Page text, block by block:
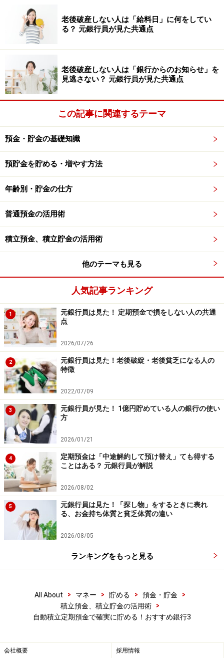
「とにかく貯めたい！」という人は、それほど意識しな
くても構いませんが「使う時期が決まっている」「いつ
までにいくら貯めたいという目標がある」人は、手続き
をする前にしっかり確認しておきましょう。
低金利時代、積立も金利を意識しよう！ お
すすめの銀行は？
前述したように自動積立定期預金の場合、仕組みは金融
機関による大きな違いはありません。金利は定期預金に
が多数派。その中で10倍の0.02％という好金利を提示し
ているのがイオン銀行、ソニー銀行、楽天銀行です。
好金利な自動積立定期預金の例
は、日常の生活圏にイオンSCがある人ならば
「積立式定期預金」以外にもメリットが多い金融機関で
す。イオン銀行には利用状況に応じてイオン銀行スコア
が付与され、獲得したスコアによって特典が受けられる
「イオンMyステージ」というサービスがあり、普通預金
金利が0.01％～0.1％の4段階になる優遇を受けることが
できます。インターネットでの手続きはもちろん、イオ
ンやイオンモールの一部には店舗がありますから、窓口
で相談したいという人も安心です。
ソニー銀行には、一度設定すれば毎月指定した金額を他
金融機関からソニー銀行の円普通預金口座へ自動的に手
数料無料で入金する「おまかせ入金サービス」がありま
す。給与振込口座を勤務先から指定されていて変更でき
ないという人も、これを使えば手間なく「積み立て定期
預金」を利用することができます。
また、ソニー銀行は「外貨預金の積立購入」もできま
す。外貨普通預金を500円から「毎日」「毎週」「毎
月」など、好きなタイミングで継続して購入する商品。
取り扱い通貨は米ドル、ユーロ、英ポンド、豪ドル、人
民元など12通貨。海外旅行の際に外貨のまま支払いがで
きるVisaデビット付キャッシュカード「Sony Bank
WALLET」もあるので、海外旅行へ行くことが多い人は
楽天銀行の「定期預金の積立購入」は、毎月自動的に円
額は1000円から1円単位、指定した月だけ金額を増額で
老後破産しない人は「給料日」に何をしてい
る？ 元銀行員が見た共通点
老後破産しない人は「銀行からのお知らせ」を
見逃さない？ 元銀行員が見た共通点
この記事に関連するテーマ
預金・貯金の基礎知識
預貯金を貯める・増やす方法
年齢別・貯金の仕方
普通預金の活用術
積立預金、積立貯金の活用術
他のテーマも見る
人気記事ランキング
1
元銀行員は見た！ 定期預金で損をしない人の共通
点
2026/07/26
2
元銀行員は見た！老後破綻・老後貧乏になる人の
特徴
2022/07/09
3
元銀行員が見た！ 1億円貯めている人の銀行の使い
方
2026/01/21
4
定期預金は「中途解約して預け替え」ても得する
ことはある？ 元銀行員が解説
2026/08/02
5
元銀行員は見た！「探し物」をするときに表れ
る、お金持ち体質と貧乏体質の違い
2026/08/05
ランキングをもっと見る
All About > マネー > 貯める > 預金・貯金
>
積立預金、積立貯金の活用術
>
自動積立定期預金で確実に貯める！おすすめ銀行3
会社概要 採用情報